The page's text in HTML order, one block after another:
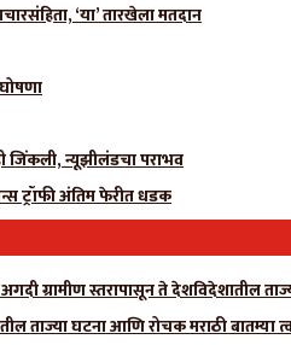
‘या’ तारखेला मतदान
जिंकली, न्यूझीलंडचा पराभव
ट्रॉफी अंतिम फेरीत धडक
ग्रामीण स्तरापासून ते देशविदेशातील
ताज्या घटना आणि रोचक मराठी